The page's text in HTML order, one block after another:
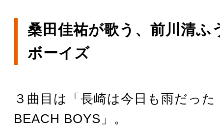
桑田佳祐が歌う、前川清ふ
ボーイズ
３曲目は「長崎は今日も雨だっ
BEACH BOYS」。